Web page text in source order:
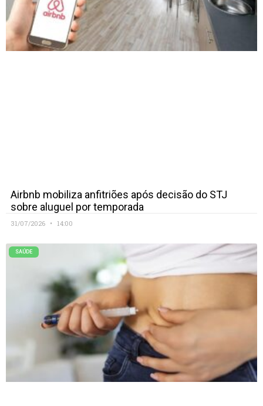
Airbnb mobiliza anfitriões após decisão do STJ
sobre aluguel por temporada
31/07/2026 14:00
SAÚDE